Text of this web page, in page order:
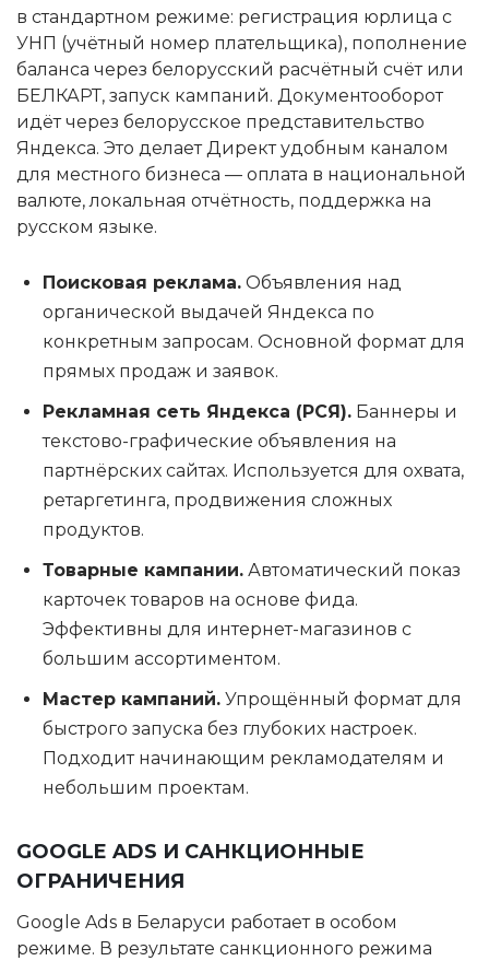
в стандартном режиме: регистрация юрлица с
УНП (учётный номер плательщика), пополнение
баланса через белорусский расчётный счёт или
БЕЛКАРТ, запуск кампаний. Документооборот
идёт через белорусское представительство
Яндекса. Это делает Директ удобным каналом
для местного бизнеса — оплата в национальной
валюте, локальная отчётность, поддержка на
русском языке.
Поисковая реклама. Объявления над
органической выдачей Яндекса по
конкретным запросам. Основной формат для
прямых продаж и заявок.
Рекламная сеть Яндекса (РСЯ). Баннеры и
текстово-графические объявления на
партнёрских сайтах. Используется для охвата,
ретаргетинга, продвижения сложных
продуктов.
Товарные кампании. Автоматический показ
карточек товаров на основе фида.
Эффективны для интернет-магазинов с
большим ассортиментом.
Мастер кампаний. Упрощённый формат для
быстрого запуска без глубоких настроек.
Подходит начинающим рекламодателям и
небольшим проектам.
GOOGLE ADS И САНКЦИОННЫЕ
ОГРАНИЧЕНИЯ
Google Ads в Беларуси работает в особом
режиме. В результате санкционного режима